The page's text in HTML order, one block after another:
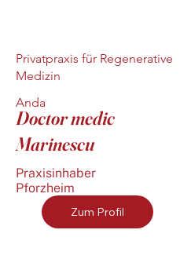
Privatpraxis für Regenerative
Medizin
Anda
Doctor medic
Marinescu
Praxisinhaber
Pforzheim
Zum Profil